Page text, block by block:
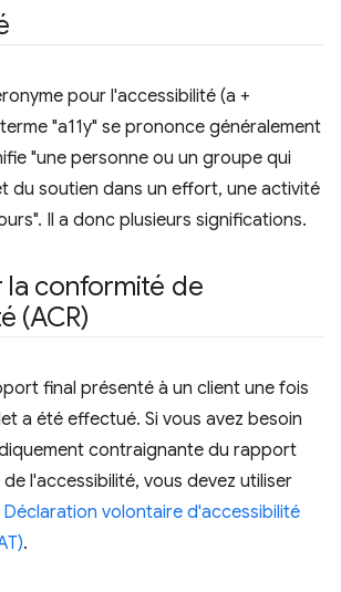
pour l'accessibilité (a +
"a11y" se prononce généralement
"une personne ou un groupe qui
du soutien dans un effort, une activité
Il a donc plusieurs significations.
la conformité de
(ACR)
final présenté à un client une fois
a été effectué. Si vous avez besoin
contraignante du rapport
l'accessibilité, vous devez utiliser
Déclaration volontaire d'accessibilité
.